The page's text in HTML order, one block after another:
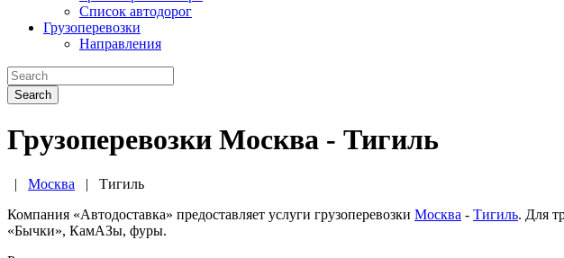
Список автодорог
Грузоперевозки
Направления
Search
Грузоперевозки Москва - Тигиль
| Москва | Тигиль
Компания «Автодоставка» предоставляет услуги грузоперевозки Москва - Тигиль. Для
«Бычки», КамАЗы, фуры.